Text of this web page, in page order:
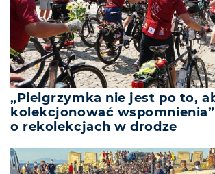
„Pielgrzymka nie jest po to,
kolekcjonować
o rekolekcjach w drodze